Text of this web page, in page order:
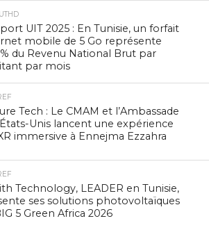
UIT 2025 : En Tunisie, un forfait
mobile de 5 Go représente
% du Revenu National Brut par
par mois
Tech : Le CMAM et l’Ambassade
Unis lancent une expérience
immersive à Ennejma Ezzahra
Technology, LEADER en Tunisie,
ses solutions photovoltaïques
5 Green Africa 2026